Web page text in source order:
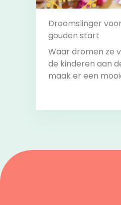
Droomslinger
gouden start
Waar dromen ze
de kinderen aan
maak er een